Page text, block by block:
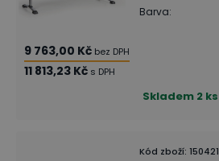
Barva:
9 763,00 Kč bez DPH
11 813,23 Kč s DPH
Skladem 2 ks
Kód zboží: 150421